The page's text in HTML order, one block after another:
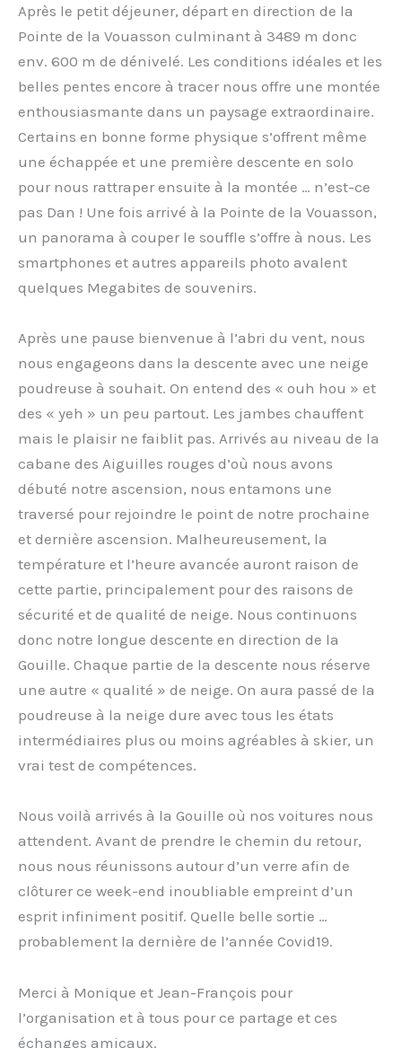
Après le petit déjeuner, départ en direction de la
Pointe de la Vouasson culminant à 3489 m donc
env. 600 m de dénivelé. Les conditions idéales et les
belles pentes encore à tracer nous offre une montée
enthousiasmante dans un paysage extraordinaire.
Certains en bonne forme physique s’offrent même
une échappée et une première descente en solo
pour nous rattraper ensuite à la montée … n’est-ce
pas Dan ! Une fois arrivé à la Pointe de la Vouasson,
un panorama à couper le souffle s’offre à nous. Les
smartphones et autres appareils photo avalent
quelques Megabites de souvenirs.
Après une pause bienvenue à l’abri du vent, nous
nous engageons dans la descente avec une neige
poudreuse à souhait. On entend des « ouh hou » et
des « yeh » un peu partout. Les jambes chauffent
mais le plaisir ne faiblit pas. Arrivés au niveau de la
cabane des Aiguilles rouges d’où nous avons
débuté notre ascension, nous entamons une
traversé pour rejoindre le point de notre prochaine
et dernière ascension. Malheureusement, la
température et l’heure avancée auront raison de
cette partie, principalement pour des raisons de
sécurité et de qualité de neige. Nous continuons
donc notre longue descente en direction de la
Gouille. Chaque partie de la descente nous réserve
une autre « qualité » de neige. On aura passé de la
poudreuse à la neige dure avec tous les états
intermédiaires plus ou moins agréables à skier, un
vrai test de compétences.
Nous voilà arrivés à la Gouille où nos voitures nous
attendent. Avant de prendre le chemin du retour,
nous nous réunissons autour d’un verre afin de
clôturer ce week-end inoubliable empreint d’un
esprit infiniment positif. Quelle belle sortie …
probablement la dernière de l’année Covid19.
Merci à Monique et Jean-François pour
l’organisation et à tous pour ce partage et ces
échanges amicaux.